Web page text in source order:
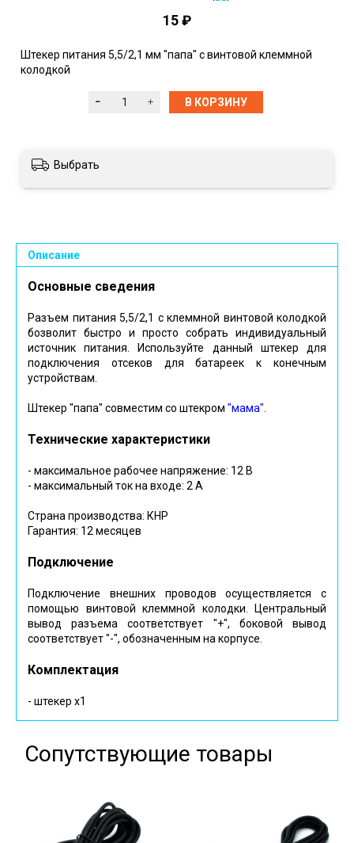
15 ₽
Штекер питания 5,5/2,1 мм "папа" с винтовой клеммной
колодкой
В КОРЗИНУ
Выбрать
Описание
Основные сведения
Разъем питания 5,5/2,1 с клеммной винтовой колодкой
бозволит быстро и просто собрать индивидуальный
источник питания. Используйте данный штекер для
подключения отсеков для батареек к конечным
устройствам.
Штекер "папа" совместим со штекром "мама".
Технические характеристики
- максимальное рабочее напряжение: 12 В
- максимальный ток на входе: 2 А
Страна производства: КНР
Гарантия: 12 месяцев
Подключение
Подключение внешних проводов осуществляется с
помощью винтовой клеммной колодки. Центральный
вывод разъема соответствует "+", боковой вывод
соответствует "-", обозначенным на корпусе.
Комплектация
- штекер х1
Сопутствующие товары